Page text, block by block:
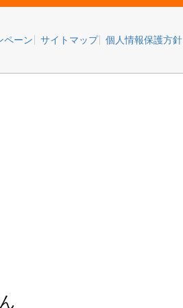
ペーン サイトマップ 個人情報保護方針